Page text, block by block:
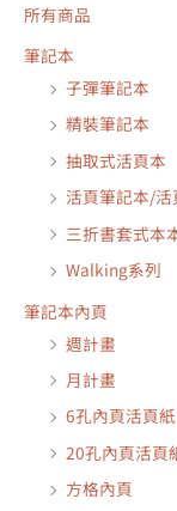
所有商品
筆記本
子彈筆記本
精裝筆記本
抽取式活頁本
活頁筆記本/活
三折書套式本
Walking系列
筆記本內頁
週計畫
月計畫
6孔內頁活頁紙
20孔內頁活頁
方格內頁